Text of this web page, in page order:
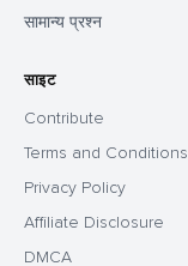
सामान्य प्रश्न
साइट
Contribute
Terms and Conditions
Privacy Policy
Affiliate Disclosure
DMCA